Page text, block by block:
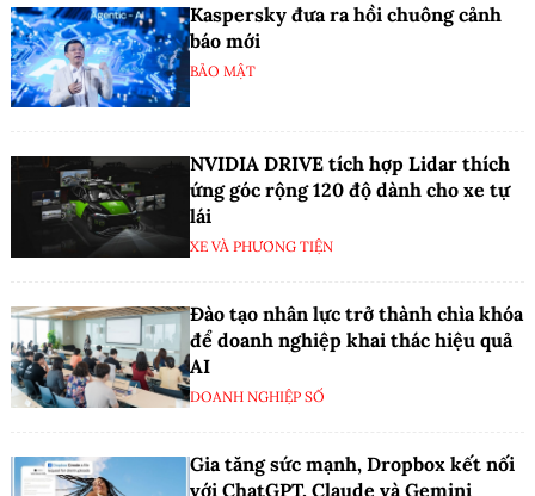
Kaspersky đưa ra hồi chuông cảnh
báo mới
BẢO MẬT
NVIDIA DRIVE tích hợp Lidar thích
ứng góc rộng 120 độ dành cho xe tự
lái
XE VÀ PHƯƠNG TIỆN
Đào tạo nhân lực trở thành chìa khóa
để doanh nghiệp khai thác hiệu quả
AI
DOANH NGHIỆP SỐ
Gia tăng sức mạnh, Dropbox kết nối
với ChatGPT, Claude và Gemini